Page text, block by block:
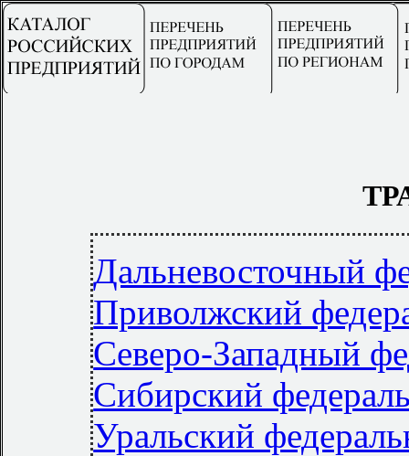
Дальневосточный
Приволжский
Северо-Западный
Сибирский
Уральский